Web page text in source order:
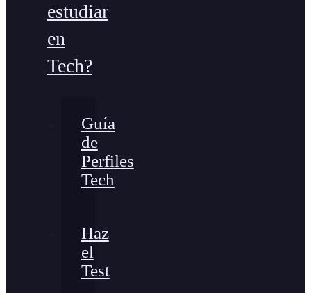
estudiar
en
Tech?
Guía
de
Perfiles
Tech
Haz
el
Test